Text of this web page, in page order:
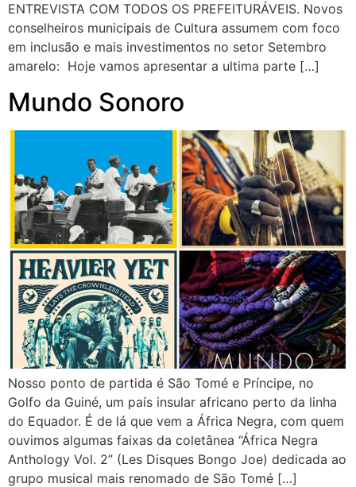
ENTREVISTA COM TODOS OS PREFEITURÁVEIS. Novos
conselheiros municipais de Cultura assumem com foco
em inclusão e mais investimentos no setor Setembro
amarelo: Hoje vamos apresentar a ultima parte […]
Mundo Sonoro
Nosso ponto de partida é São Tomé e Príncipe, no
Golfo da Guiné, um país insular africano perto da linha
do Equador. É de lá que vem a África Negra, com quem
ouvimos algumas faixas da coletânea “África Negra
Anthology Vol. 2” (Les Disques Bongo Joe) dedicada ao
grupo musical mais renomado de São Tomé […]